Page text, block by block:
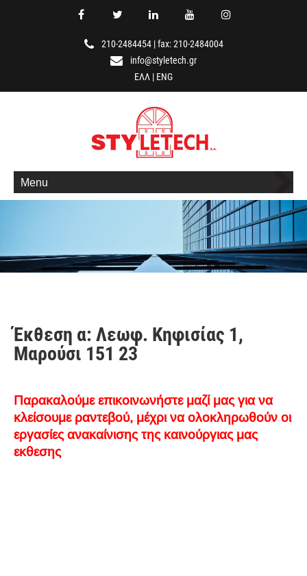
210-2484454|fax: 210-2484004
info@styletech.gr
ΕΛΛ | ENG
Menu
Έκθεση α: Λεωφ. Κηφισίας 1,
Μαρούσι 151 23
Παρακαλούμε επικοινωνήστε μαζί μας για να
κλείσουμε ραντεβού, μέχρι να ολοκληρωθούν οι
εργασίες ανακαίνισης της καινούργιας μας
εκθεσης